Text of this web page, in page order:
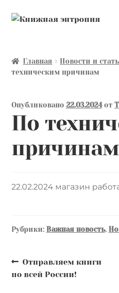
Перейти
Перейти
Мой аккаунт
Доставка и оплата
Мы покупаем
О нас
Главная Новости и
техническим причинам
Опубликовано 22.03.2024 от
По
причинам
22.02.2024 магазин
Рубрики: Важная новость,
Навигация
по
Предыдущая
запись:
Отправляем книги
по всей России!